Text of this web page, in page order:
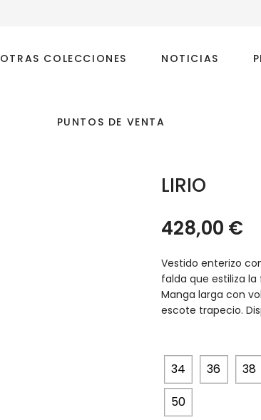
OTRAS COLECCIONES NOTICIAS
PUNTOS DE VENTA
LIRIO
428,00 €
Vestido enterizo
falda que estiliza
Manga larga con
escote trapecio.
34 36 38
50